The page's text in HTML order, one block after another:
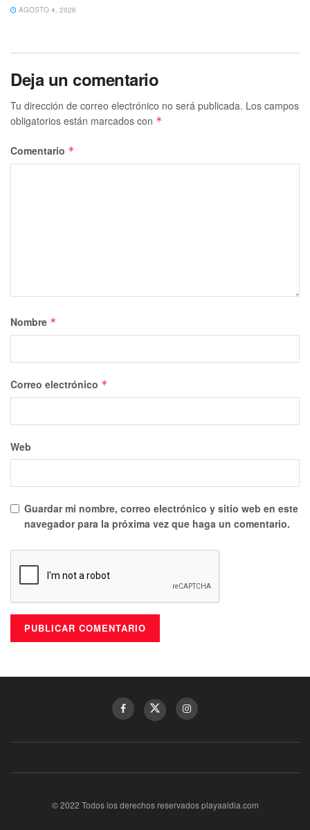
AGOSTO 4, 2026
Deja un comentario
Tu dirección de correo electrónico no será publicada. Los campos
obligatorios están marcados con *
Comentario *
Nombre *
Correo electrónico *
Web
Guardar mi nombre, correo electrónico y sitio web en este
navegador para la próxima vez que haga un comentario.
© 2022 Todos los derechos reservados playaaldia.com